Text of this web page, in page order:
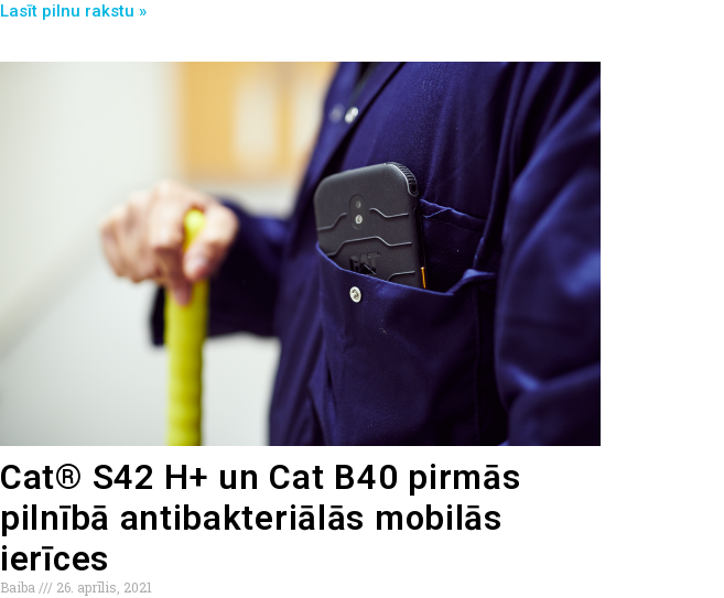
Lasīt pilnu rakstu »
Cat® S42 H+ un Cat B40 pirmās
pilnībā antibakteriālās mobilās
ierīces
Baiba 26. aprīlis, 2021